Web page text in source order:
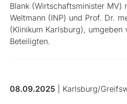
Blank (Wirtschaftsminister MV)
Weltmann (INP) und Prof. Dr.
(Klinikum Karlsburg), umgeben
Beteiligten.
08.09.2025 | Karlsburg/